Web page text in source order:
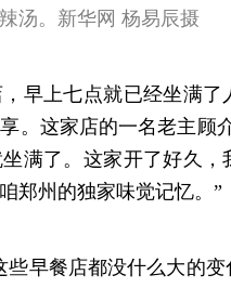
汤。新华网 杨易辰摄
早上七点就已经坐满了
。这家店的一名老主顾
满了。这家开了好久
郑州的独家味觉记忆。”
早餐店都没什么大的